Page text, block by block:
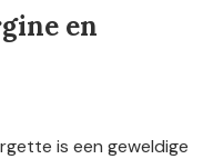
en
is een geweldige